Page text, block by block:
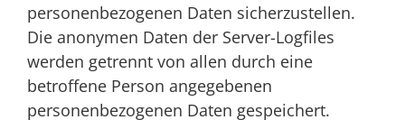
personenbezogenen Daten sicherzustellen.
Die anonymen Daten der Server-Logfiles
werden getrennt von allen durch eine
betroffene Person angegebenen
personenbezogenen Daten gespeichert.